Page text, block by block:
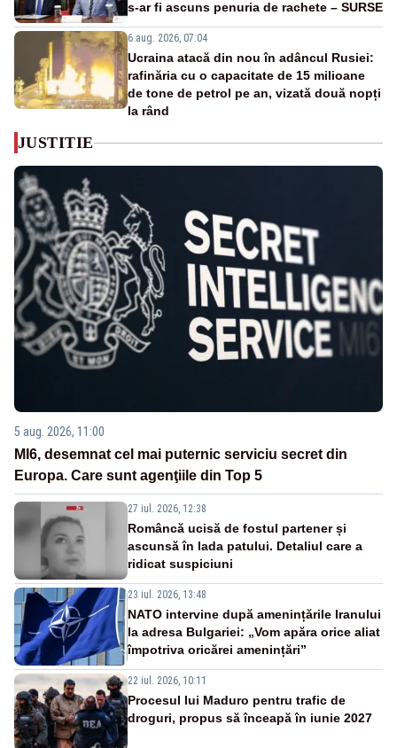
s-ar fi ascuns penuria de rachete – SURSE
6 aug. 2026, 07:04
Ucraina atacă din nou în adâncul Rusiei:
rafinăria cu o capacitate de 15 milioane
de tone de petrol pe an, vizată două nopți
la rând
JUSTITIE
5 aug. 2026, 11:00
MI6, desemnat cel mai puternic serviciu secret din
Europa. Care sunt agenţiile din Top 5
27 iul. 2026, 12:38
Româncă ucisă de fostul partener și
ascunsă în lada patului. Detaliul care a
ridicat suspiciuni
23 iul. 2026, 13:48
NATO intervine după amenințările Iranului
la adresa Bulgariei: „Vom apăra orice aliat
împotriva oricărei amenințări”
22 iul. 2026, 10:11
Procesul lui Maduro pentru trafic de
droguri, propus să înceapă în iunie 2027